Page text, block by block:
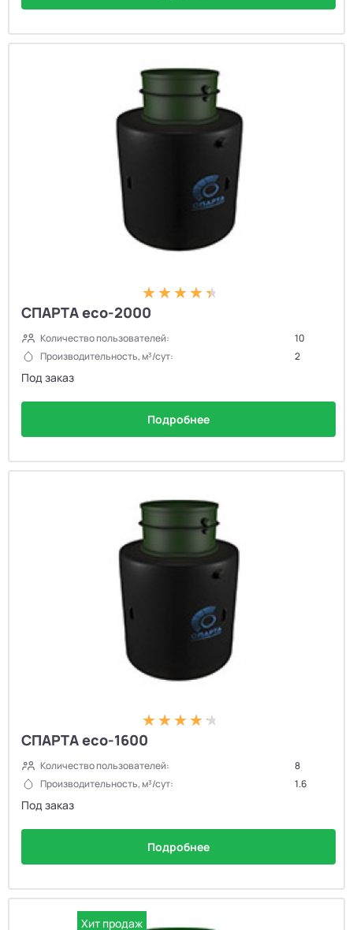
СПАРТА eco-2000
Количество пользователей:
10
Производительность, м³/сут:
2
Под заказ
Подробнее
СПАРТА eco-1600
Количество пользователей:
8
Производительность, м³/сут:
1.6
Под заказ
Подробнее
Хит продаж